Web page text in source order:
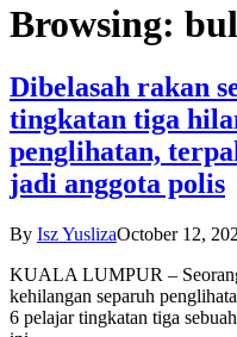
Browsing:
Dibelasah rakan
tingkatan tiga
penglihatan,
jadi anggota polis
By Isz YuslizaOctober 12,
KUALA LUMPUR –
kehilangan separuh
6 pelajar tingkatan tiga